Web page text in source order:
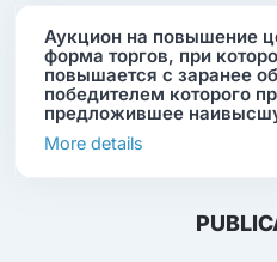
Аукцион на повышение
форма торгов, при
повышается с заранее
победителем которого
предложившее
More details